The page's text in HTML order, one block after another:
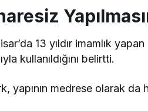
13 yıldır imamlık
kullanıldığını belirtti.
yapının medrese olarak da